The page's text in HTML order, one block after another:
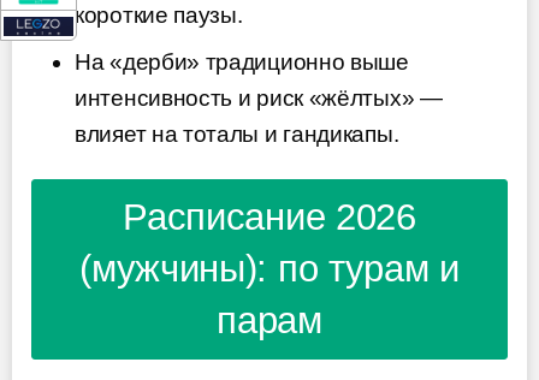
короткие паузы.
На «дерби» традиционно выше
интенсивность и риск «жёлтых» —
влияет на тоталы и гандикапы.
Расписание 2026
(мужчины): по турам и
парам